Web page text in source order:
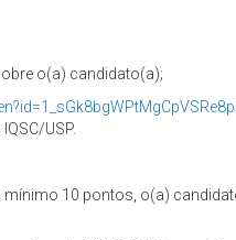
o(a) candidato(a);
USP.
10 pontos, o(a)